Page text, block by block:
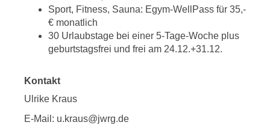
Sport, Fitness, Sauna: Egym-WellPass für 35,-
€ monatlich
30 Urlaubstage bei einer 5-Tage-Woche plus
geburtstagsfrei und frei am 24.12.+31.12.
Kontakt
Ulrike Kraus
E-Mail: u.kraus@jwrg.de